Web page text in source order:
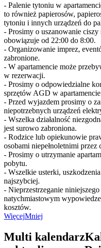
- Palenie tytoniu w
to również papierosów,
tytoniu i innych urządzeń do
- Prosimy o uszanowanie ciszy
obowiązuje od 22:00 do 8:00.
- Organizowanie imprez,
zabronione.
- W apartamencie może
w rezerwacji.
- Prosimy o odpowiedzialne
sprzętów AGD w
- Przed wyjazdem prosimy o
niepotrzebnych urządzeń
- Wszelka działalność
jest surowo zabroniona.
- Rodzice lub opiekunowie
osobami niepełnoletnimi przez
- Prosimy o utrzymanie
pobytu.
- Wszelkie usterki,
najszybciej.
- Nieprzestrzeganie
natychmiastowym
kosztów.
WięcejMniej
Multi kalendarz